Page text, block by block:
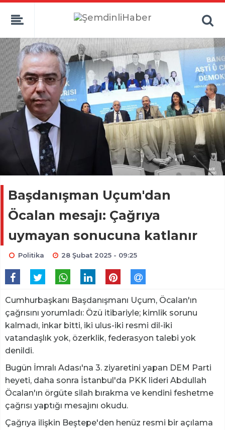
Başdanışman Uçum'dan
Öcalan mesajı: Çağrıya
uymayan sonucuna katlanır
Politika 28 Şubat 2025 - 09:25
Cumhurbaşkanı Başdanışmanı Uçum, Öcalan'ın
çağrısını yorumladı: Özü itibariyle; kimlik sorunu
kalmadı, inkar bitti, iki ulus-iki resmi dil-iki
vatandaşlık yok, özerklik, federasyon talebi yok
denildi.
Bugün İmralı Adası'na 3. ziyaretini yapan DEM Parti
heyeti, daha sonra İstanbul'da PKK lideri Abdullah
Öcalan'ın örgüte silah bırakma ve kendini feshetme
çağrısı yaptığı mesajını okudu.
Çağrıya ilişkin Beştepe'den henüz resmi bir açılama